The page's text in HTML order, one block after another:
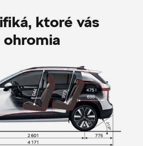
ktoré vás
ohromia